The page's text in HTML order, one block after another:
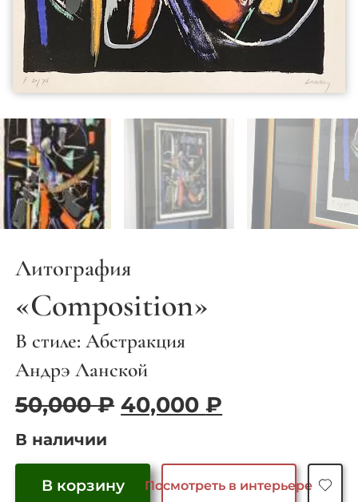
Литография
«Composition»
В стиле: Абстракция
Андрэ Ланской
50,000₽ Первоначальная
цена
50,000 ₽.
40,000₽
В наличии
В корзину Посмотреть в интерьере